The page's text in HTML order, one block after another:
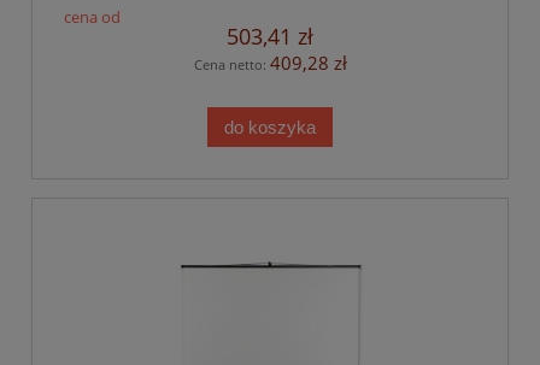
503,41 zł
Cena netto: 409,28 zł
do koszyka